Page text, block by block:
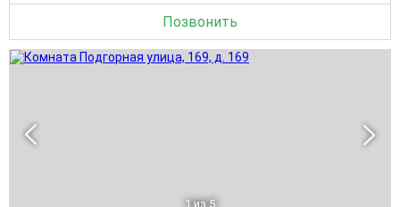
Позвонить
1 из 5